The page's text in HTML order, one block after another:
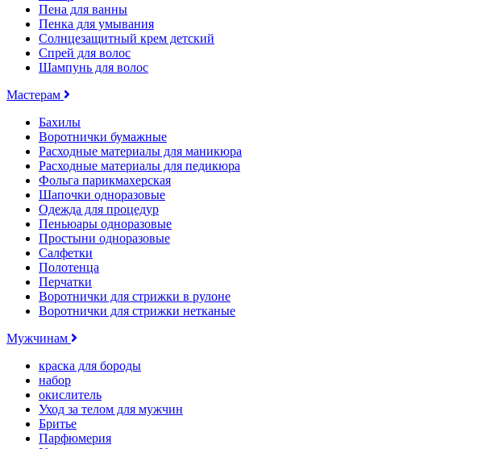
Пена для ванны
Пенка для умывания
Солнцезащитный крем детский
Спрей для волос
Шампунь для волос
Мастерам
Бахилы
Воротнички бумажные
Расходные материалы для маникюра
Расходные материалы для педикюра
Фольга парикмахерская
Шапочки одноразовые
Одежда для процедур
Пеньюары одноразовые
Простыни одноразовые
Салфетки
Полотенца
Перчатки
Воротнички для стрижки в рулоне
Воротнички для стрижки нетканые
Мужчинам
краска для бороды
набор
окислитель
Уход за телом для мужчин
Бритье
Парфюмерия